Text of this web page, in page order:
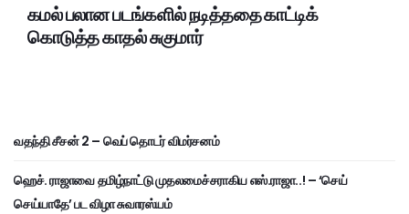
கமல் பலான படங்களில் நடித்ததை காட்டிக்
கொடுத்த காதல் சுகுமார்
வதந்தி சீசன் 2 – வெப் தொடர் விமர்சனம்
ஹெச். ராஜாவை தமிழ்நாட்டு முதலமைச்சராகிய எஸ்.ராஜா..! – ‘செய்
செய்யாதே’ பட விழா சுவாரஸ்யம்